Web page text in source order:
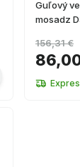
Guľový
mosadz
156,31 €